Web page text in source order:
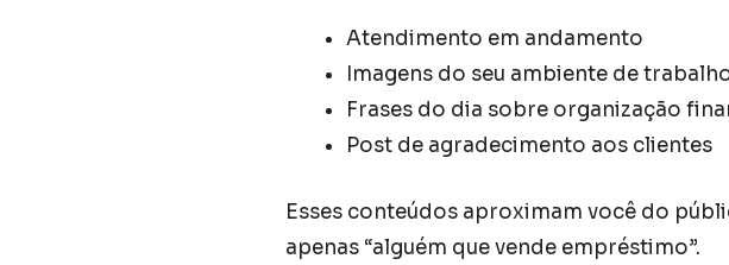
Atendimento em andamento
Imagens do seu ambiente de
Frases do dia sobre organização
Post de agradecimento aos clientes
Esses conteúdos aproximam você do
apenas “alguém que vende empréstimo”.